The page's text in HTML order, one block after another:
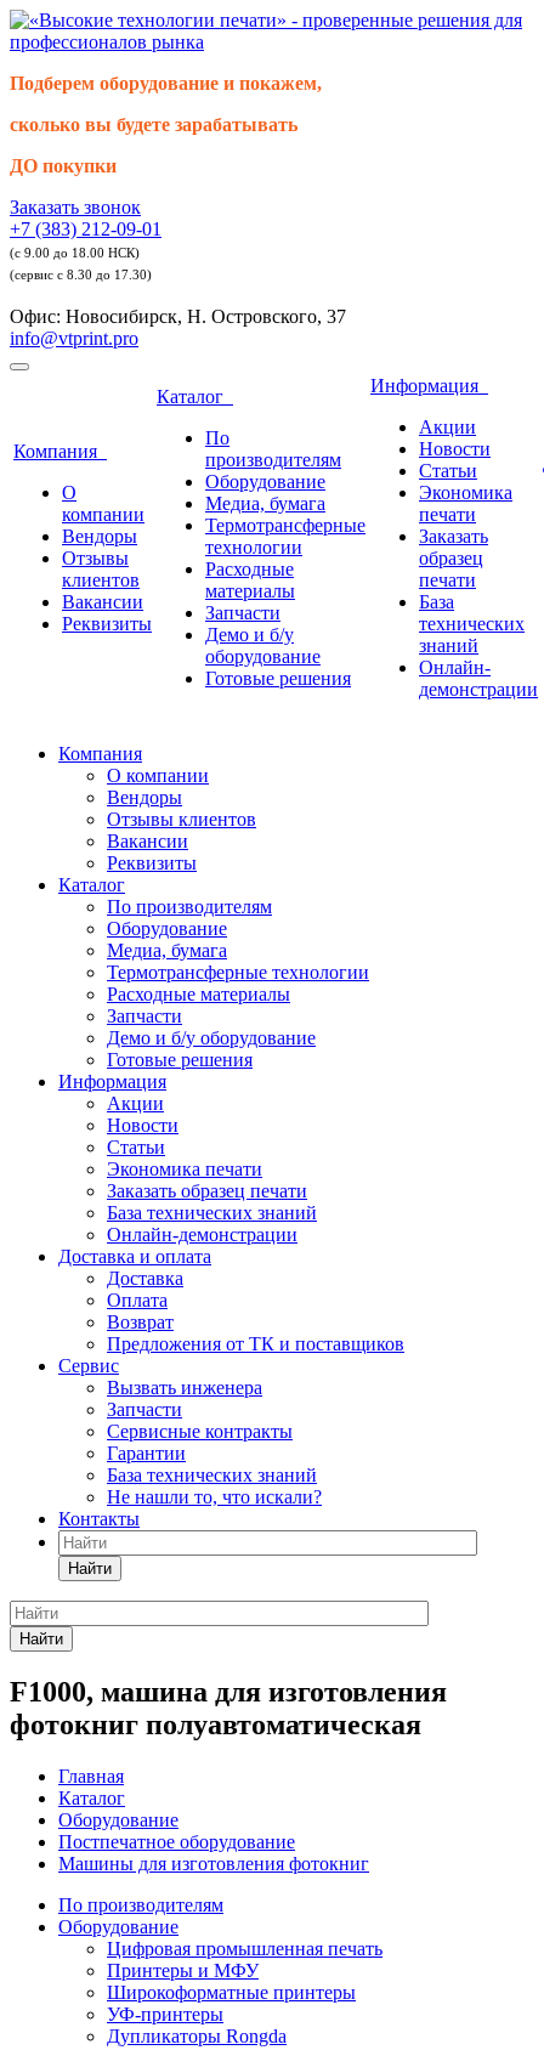
Подберем оборудование и покажем,
сколько вы будете зарабатывать
ДО покупки
Заказать звонок
+7 (383) 212-09-01
(с 9.00 до 18.00 НСК)
(сервис с 8.30 до 17.30)
Офис: Новосибирск, Н. Островского, 37
info@vtprint.pro
Компания
О
компании
Вендоры
Отзывы
клиентов
Вакансии
Реквизиты
Каталог
По
производителям
Оборудование
Медиа, бумага
Термотрансферные
технологии
Расходные
материалы
Запчасти
Демо и б/у
оборудование
Готовые решения
Информация
Акции
Новости
Статьи
Экономика
печати
Заказать
образец
печати
База
технических
знаний
Онлайн-
демонстрации
Компания
О компании
Вендоры
Отзывы клиентов
Вакансии
Реквизиты
Каталог
По производителям
Оборудование
Медиа, бумага
Термотрансферные технологии
Расходные материалы
Запчасти
Демо и б/у оборудование
Готовые решения
Информация
Акции
Новости
Статьи
Экономика печати
Заказать образец печати
База технических знаний
Онлайн-демонстрации
Доставка и оплата
Доставка
Оплата
Возврат
Предложения от ТК и поставщиков
Сервис
Вызвать инженера
Запчасти
Сервисные контракты
Гарантии
База технических знаний
Не нашли то, что искали?
Контакты
Найти
Найти
F1000, машина для изготовления
фотокниг полуавтоматическая
Главная
Каталог
Оборудование
Постпечатное оборудование
Машины для изготовления фотокниг
По производителям
Оборудование
Цифровая промышленная печать
Принтеры и МФУ
Широкоформатные принтеры
УФ-принтеры
Дупликаторы Rongda